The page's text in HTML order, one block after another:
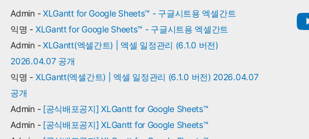
Admin -XLGantt for Google Sheets™ - 구글시트용 엑셀간트
익명 - XLGantt for Google Sheets™ - 구글시트용 엑셀간트
Admin -XLGantt(엑셀간트) | 엑셀 일정관리 (6.1.0 버전)
2026.04.07 공개
익명 - XLGantt(엑셀간트) | 엑셀 일정관리 (6.1.0 버전) 2026.04.07
공개
Admin - [공식배포공지] XLGantt for Google Sheets™
Admin - [공식배포공지] XLGantt for Google Sheets™